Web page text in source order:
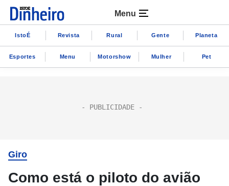
Menu
IstoÉ Revista Rural Gente Planeta
Esportes Menu Motorshow Mulher Pet
Giro
Como está o piloto do avião